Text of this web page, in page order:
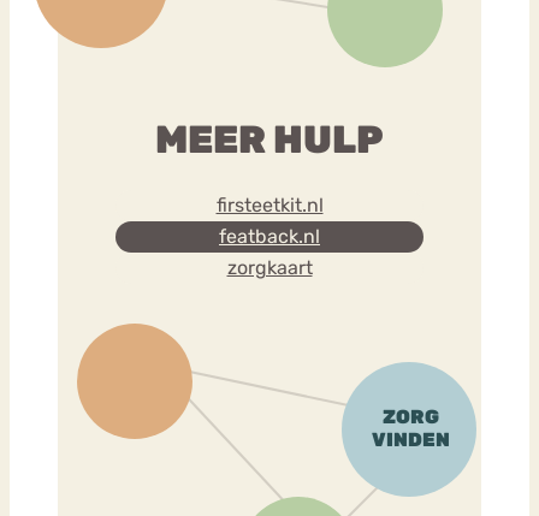
MEER HULP
firsteetkit.nl
featback.nl
zorgkaart